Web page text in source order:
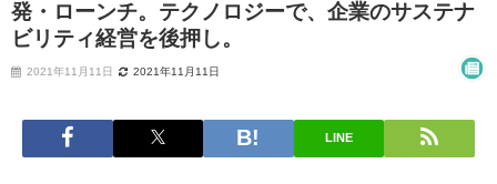
発・ローンチ。テクノロジーで、企業のサステナ
ビリティ経営を後押し。
2021年11月11日 2021年11月11日
LINE